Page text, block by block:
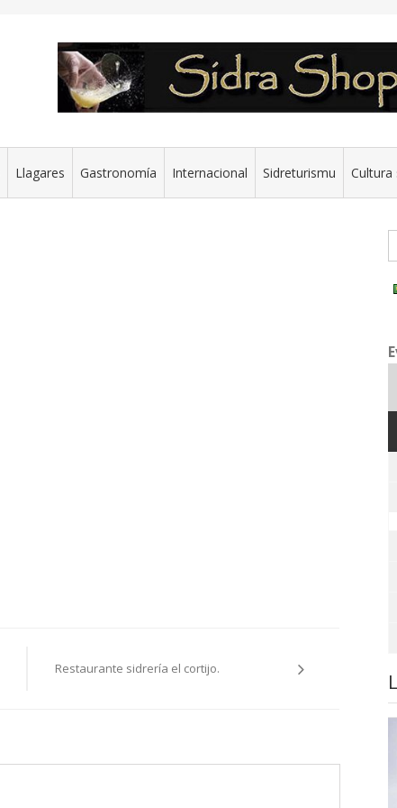
Llagares Gastronomía Internacional Sidreturismu Cultura
Restaurante sidrería el cortijo.